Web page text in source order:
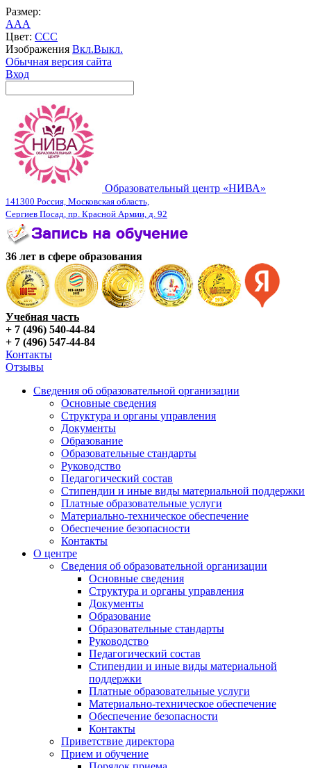
Размер:
AAA
Цвет: CCC
Изображения Вкл.Выкл.
Обычная версия сайта
Вход
Образовательный центр «НИВА»
141300 Россия, Московская область,
Сергиев Посад, пр. Красной Армии, д. 92
36 лет в сфере образования
Учебная часть
+ 7 (496) 540-44-84
+ 7 (496) 547-44-84
Контакты
Отзывы
Сведения об образовательной организации
Основные сведения
Структура и органы управления
Документы
Образование
Образовательные стандарты
Руководство
Педагогический состав
Стипендии и иные виды материальной поддержки
Платные образовательные услуги
Материально-техническое обеспечение
Обеспечение безопасности
Контакты
О центре
Сведения об образовательной организации
Основные сведения
Структура и органы управления
Документы
Образование
Образовательные стандарты
Руководство
Педагогический состав
Стипендии и иные виды материальной
поддержки
Платные образовательные услуги
Материально-техническое обеспечение
Обеспечение безопасности
Контакты
Приветствие директора
Прием и обучение